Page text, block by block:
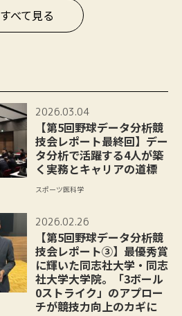
すべて見る
2026.03.04
【第5回野球データ分析競
技会レポート最終回】デー
タ分析で活躍する4人が築
く実務とキャリアの道標
スポーツ医科学
2026.02.26
【第5回野球データ分析競
技会レポート③】最優秀賞
に輝いた同志社大学・同志
社大学大学院。「3ボール
0ストライク」のアプロー
チが競技力向上のカギに